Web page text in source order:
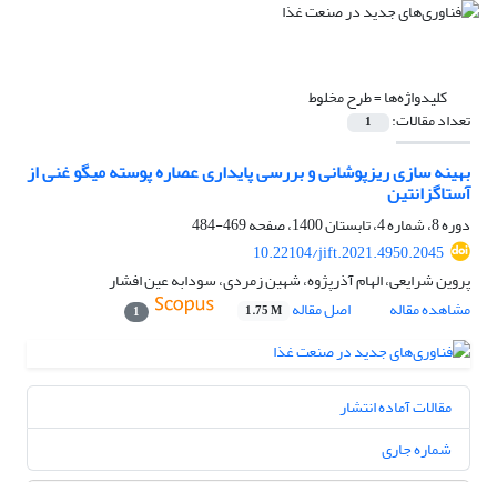
کلیدواژه‌ها =طرح مخلوط
تعداد مقالات: 1
بهینه سازی ریزپوشانی و بررسی پایداری عصاره پوسته میگو غنی از
آستاگزانتین
دوره 8، شماره 4، تابستان 1400، صفحه
469-484
10.22104/jift.2021.4950.2045
پروین شرایعی، الهام آذرپژوه، شهین زمردی، سودابه عین افشار
مشاهده مقاله
اصل مقاله 1.75 M
1
مقالات آماده انتشار
شماره جاری